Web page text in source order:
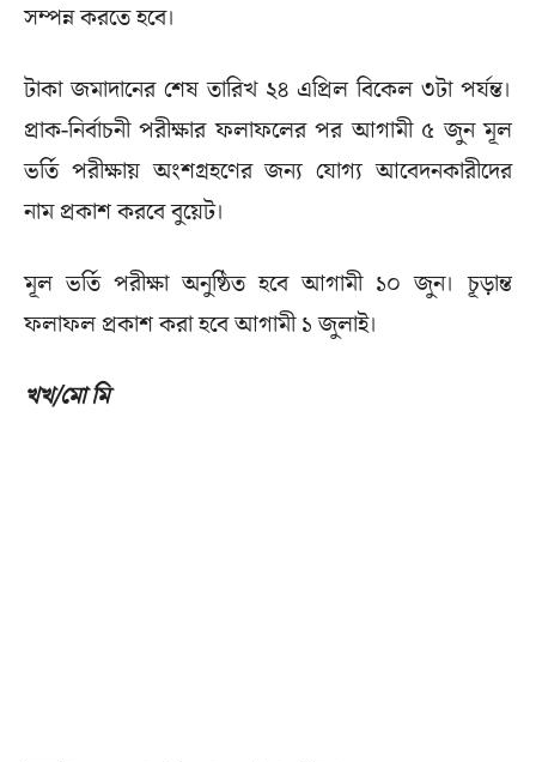
সম্পন্ন করতে হবে।
টাকা জমাদানের শেষ তারিখ ২৪ এপ্রিল বিকেল ৩টা পর্যন্ত।
প্রাক-নির্বাচনী পরীক্ষার ফলাফলের পর আগামী ৫ জুন মূল
ভর্তি পরীক্ষায় অংশগ্রহণের জন্য যোগ্য আবেদনকারীদের
নাম প্রকাশ করবে বুয়েট।
মূল ভর্তি পরীক্ষা অনুষ্ঠিত হবে আগামী ১০ জুন। চূড়ান্ত
ফলাফল প্রকাশ করা হবে আগামী ১ জুলাই।
খখ/মো মি